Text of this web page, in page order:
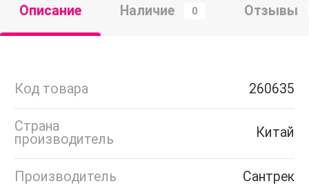
Описание Наличие 0 Отзывы
Код товара 260635
Страна
производитель
Китай
Производитель Сантрек